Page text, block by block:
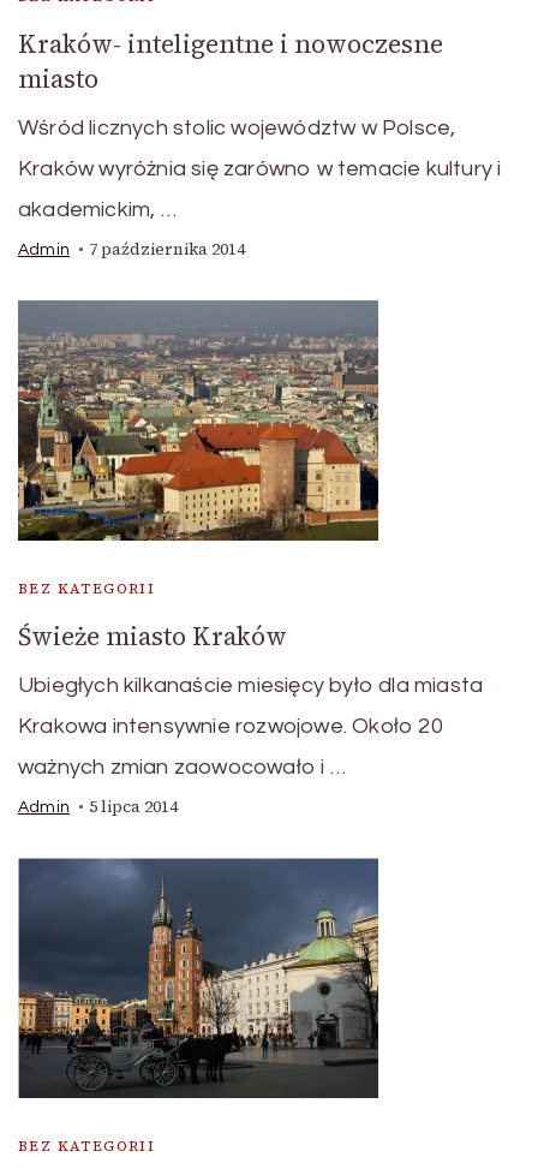
Kraków- inteligentne i nowoczesne
miasto
Wśród licznych stolic województw w Polsce,
Kraków wyróżnia się zarówno w temacie kultury i
akademickim, …
Admin 7 października 2014
BEZ KATEGORII
Świeże miasto Kraków
Ubiegłych kilkanaście miesięcy było dla miasta
Krakowa intensywnie rozwojowe. Około 20
ważnych zmian zaowocowało i …
Admin 5 lipca 2014
BEZ KATEGORII